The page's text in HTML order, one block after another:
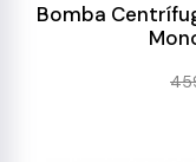
Bomba